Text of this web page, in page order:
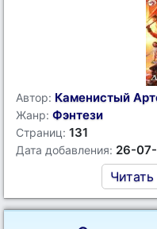
Автор: Каменистый
Жанр: Фэнтези
Страниц: 131
Дата добавления: 26-
Читать